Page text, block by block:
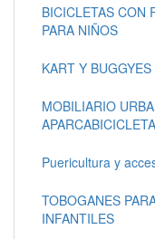
BICICLETAS CON
PARA NIÑOS
KART Y
MOBILIARIO
Puericultura y
TOBOGANES
INFANTILES